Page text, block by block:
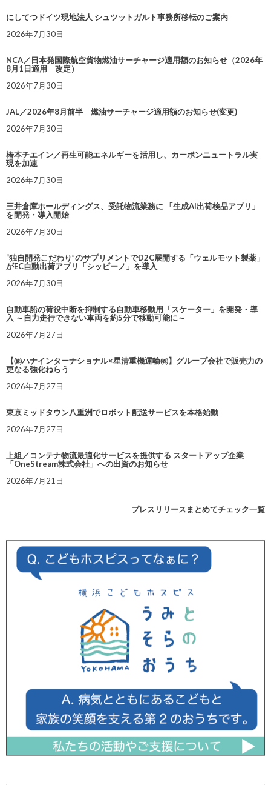
にしてつドイツ現地法人 シュツットガルト事務所移転のご案内
2026年7月30日
NCA／日本発国際航空貨物燃油サーチャージ適用額のお知らせ（2026年
8月1日適用 改定）
2026年7月30日
JAL／2026年8月前半 燃油サーチャージ適用額のお知らせ(変更)
2026年7月30日
椿本チエイン／再生可能エネルギーを活用し、カーボンニュートラル実
現を加速
2026年7月30日
三井倉庫ホールディングス、受託物流業務に 「生成AI出荷検品アプリ」
を開発・導入開始
2026年7月30日
“独自開発こだわり”のサプリメントでD2C展開する「ウェルモット製薬」
がEC自動出荷アプリ「シッピーノ」を導入
2026年7月30日
自動車船の荷役中断を抑制する自動車移動用「スケーター」を開発・導
入 ～自力走行できない車両を約5分で移動可能に～
2026年7月27日
【㈱ハナインターナショナル×星清重機運輸㈱】グループ会社で販売力の
更なる強化ねらう
2026年7月27日
東京ミッドタウン八重洲でロボット配送サービスを本格始動
2026年7月27日
上組／コンテナ物流最適化サービスを提供する スタートアップ企業
「OneStream株式会社」への出資のお知らせ
2026年7月21日
プレスリリースまとめてチェック一覧